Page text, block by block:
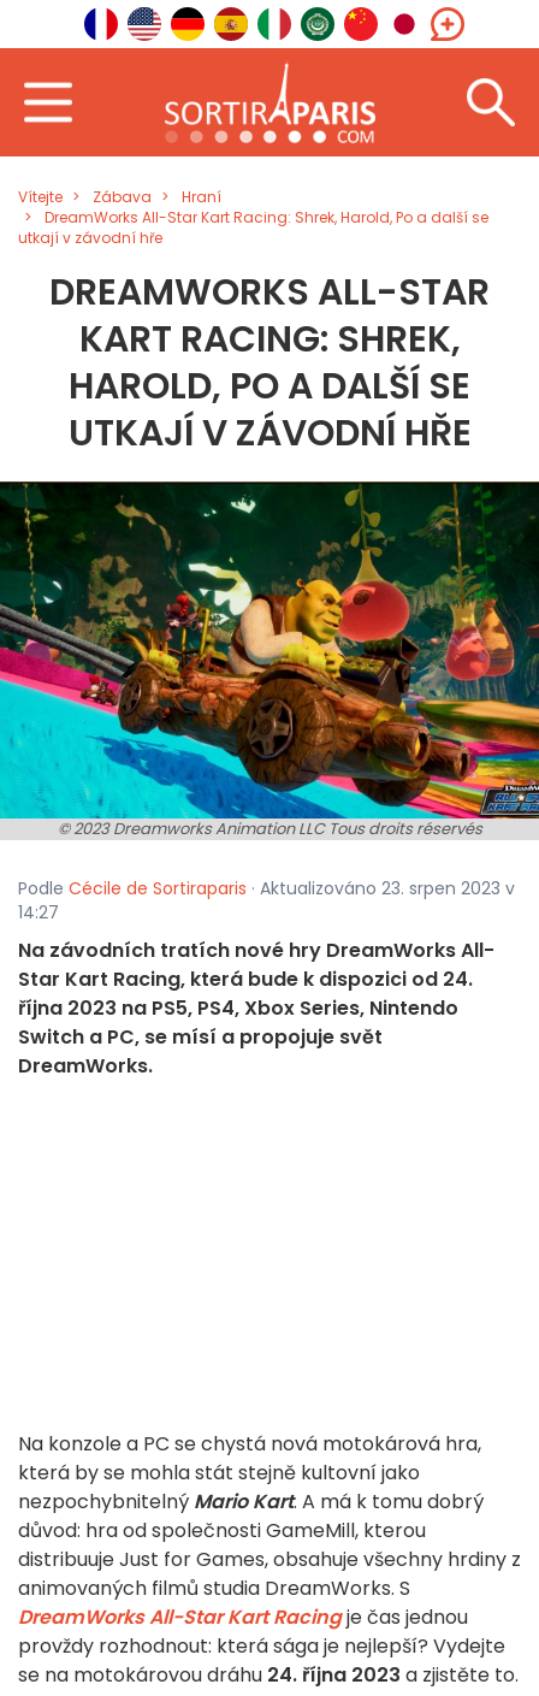
Vítejte Zábava
Hraní
DreamWorks All-Star Kart Racing: Shrek, Harold, Po a další se
utkají v závodní hře
DREAMWORKS ALL-STAR
KART RACING: SHREK,
HAROLD, PO A DALŠÍ SE
UTKAJÍ V ZÁVODNÍ HŘE
© 2023 Dreamworks Animation LLC Tous droits réservés
Podle Cécile de Sortiraparis · Aktualizováno 23. srpen 2023 v
14:27
Na závodních tratích nové hry DreamWorks All-
Star Kart Racing, která bude k dispozici od 24.
října 2023 na PS5, PS4, Xbox Series, Nintendo
Switch a PC, se mísí a propojuje svět
DreamWorks.
Na konzole a PC se chystá nová motokárová hra,
která by se mohla stát stejně kultovní jako
nezpochybnitelný Mario Kart. A má k tomu dobrý
důvod: hra od společnosti GameMill, kterou
distribuuje Just for Games, obsahuje všechny hrdiny z
animovaných filmů studia DreamWorks. S
DreamWorks All-Star Kart Racingje čas jednou
provždy rozhodnout: která sága je nejlepší? Vydejte
se na motokárovou dráhu 24. října 2023 a zjistěte to.